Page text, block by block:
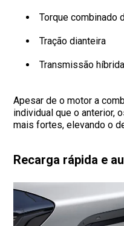
Torque combinado
Tração dianteira
Transmissão
Apesar de o motor a
individual que o anterior,
mais fortes, elevando o
Recarga rápida e